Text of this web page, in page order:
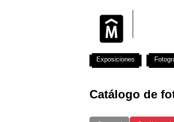
Catálogo de
Exposiciones